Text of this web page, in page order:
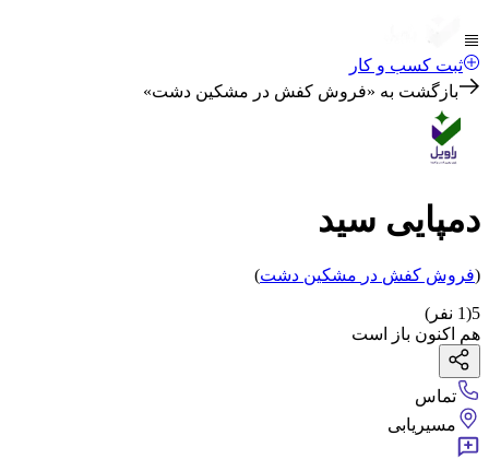
ثبت کسب و کار
بازگشت به «فروش کفش در مشکین دشت»
دمپایی سید
(فروش کفش در مشکین دشت)
5
(
1 نفر)
هم اکنون باز است
تماس
مسیریابی